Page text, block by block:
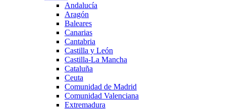
Andalucía
Aragón
Baleares
Canarias
Cantabria
Castilla y León
Castilla-La Mancha
Cataluña
Ceuta
Comunidad de Madrid
Comunidad Valenciana
Extremadura